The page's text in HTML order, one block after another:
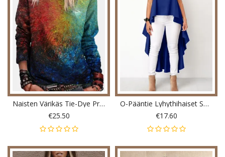
Naisten Värikäs Tie-Dye Print O-Kaula Rento Pitkähihainen Villapaita
€25.50
O-Pääntie Lyhythihaiset Selkänapit Naiset
€17.60